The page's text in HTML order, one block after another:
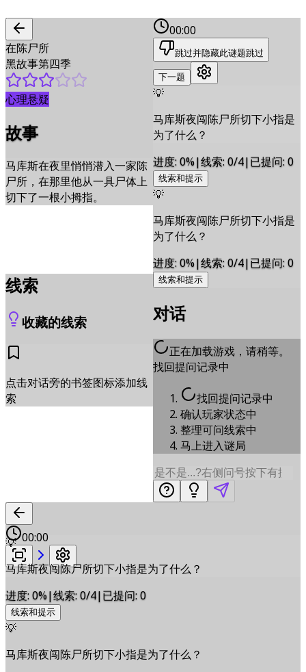
在陈尸所
黑故事第四季
心理悬疑
故事
马库斯在夜里悄悄潜入一家陈
尸所，在那里他从一具尸体上
切下了一根小拇指。
线索
收藏的线索
点击对话旁的书签图标添加线
索
00:00
跳过并隐藏此谜题跳过
下一题
💡
马库斯夜闯陈尸所切下小指是
为了什么？
进度:0%|线索:0/4|已提问:0
线索和提示
💡
马库斯夜闯陈尸所切下小指是
为了什么？
进度:0%|线索:0/4|已提问:0
线索和提示
对话
正在加载游戏，请稍等。
找回提问记录中
找回提问记录中
确认玩家状态中
整理可问线索中
马上进入谜局
00:00
💡
马库斯夜闯陈尸所切下小指是为了什么？
进度:0%|线索:0/4|已提问:0
线索和提示
💡
马库斯夜闯陈尸所切下小指是为了什么？